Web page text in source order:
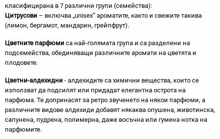
класифицирана в 7 различни групи (семейства):
Цитрусови – включва „unisex” ароматите, както и свежите такива
(лимон, бергамот, мандарин, грейпфрут).
Цветните парфюми са най-голямата група и са разделени на
подсемейства, обединяващи различните аромати на цветята и
плодовете.
Цветни-алдехидни - алдехидите са химични вещества, които се
използват да подсилят или придадат елегантна острота на
парфюма. Те допринасят за ретро звученето на някои парфюми, а
различните видове алдехиди добавят някаква опушена, животинска,
сапунена, пудрена, полимерна, даже восъчна или гумена нотка на
парфюмите.